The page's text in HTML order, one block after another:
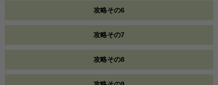
攻略その6
攻略その7
攻略その8